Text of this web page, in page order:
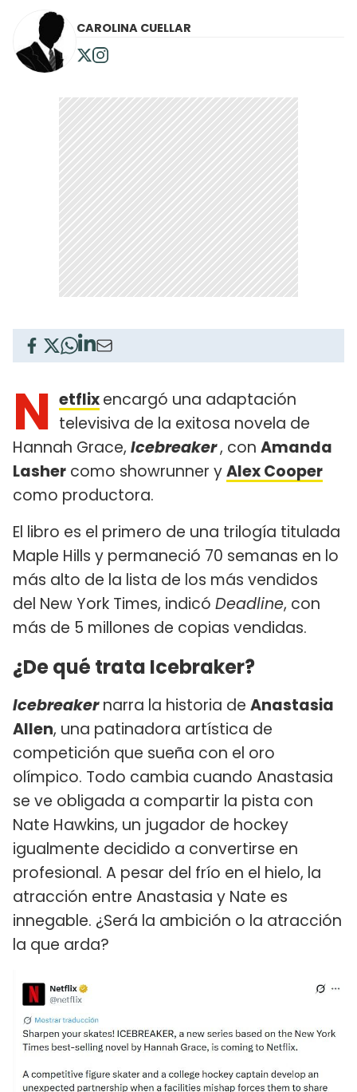
CAROLINA CUELLAR
N etflixencargó una adaptación
televisiva de la exitosa novela de
Hannah Grace, Icebreaker, con Amanda
Lasher como showrunner yAlex Cooper
como productora.
El libro es el primero de una trilogía titulada
Maple Hills y permaneció 70 semanas en lo
más alto de la lista de los más vendidos
del New York Times, indicó Deadline, con
más de 5 millones de copias vendidas.
¿De qué trata Icebraker?
Icebreakernarra la historia de Anastasia
Allen, una patinadora artística de
competición que sueña con el oro
olímpico. Todo cambia cuando Anastasia
se ve obligada a compartir la pista con
Nate Hawkins, un jugador de hockey
igualmente decidido a convertirse en
profesional. A pesar del frío en el hielo, la
atracción entre Anastasia y Nate es
innegable. ¿Será la ambición o la atracción
la que arda?